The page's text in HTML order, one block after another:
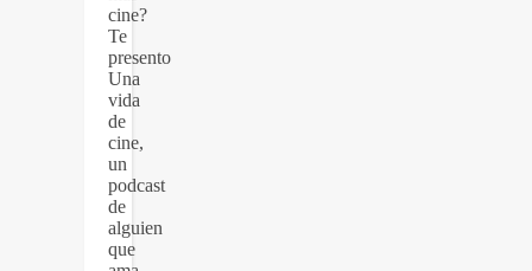
cine?
Te
presento
Una
vida
de
cine,
un
podcast
de
alguien
que